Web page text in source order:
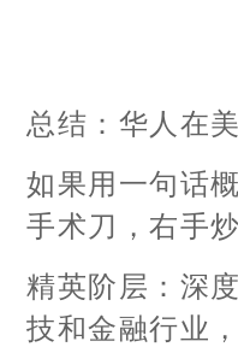
总结：华人在
如果用一句话
手术刀，右手
精英阶层：深
技和金融行业